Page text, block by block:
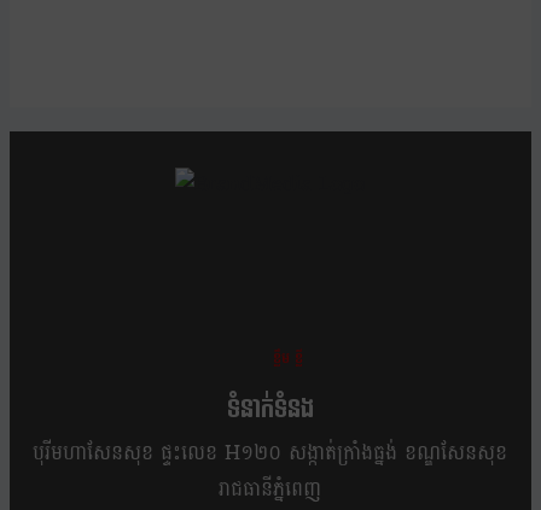
ខ្លឹម ខ្លី រហ័ស
ទំនាក់ទំនង
បុរីមហាសែនសុខ ផ្ទះលេខ H១២០ សង្កាត់ក្រាំងធ្នង់ ខណ្ឌសែនសុខ
រាជធានីភ្នំពេញ